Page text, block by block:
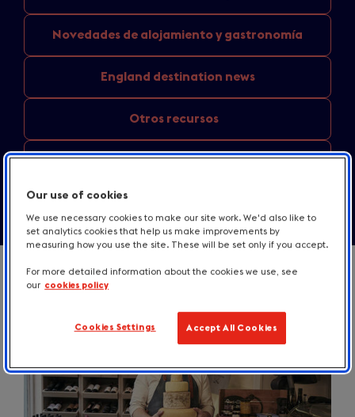
Novedades de alojamiento y gastronomía
England destination news
Otros recursos
Contacto
Our use of cookies
We use necessary cookies to make our site work. We'd also like to
set analytics cookies that help us make improvements by
measuring how you use the site. These will be set only if you accept.
For more detailed information about the cookies we use, see
our cookies policy
Cookies Settings Accept All Cookies